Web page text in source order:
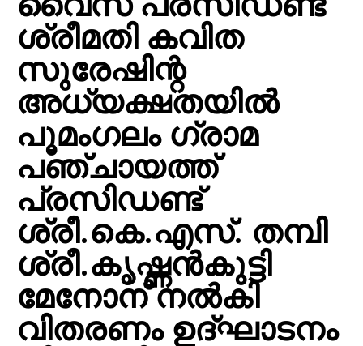
ശ്രീമതി കവിത
സുരേഷിന്റ
അധ്യക്ഷതയിൽ
പൂമംഗലം ഗ്രാമ
പഞ്ചായത്ത്
പ്രസിഡണ്ട്
ശ്രീ.കെ.എസ്. തമ്പി
ശ്രീ.കൃഷ്ണൻകുട്ടി
മേനോന് നൽകി
വിതരണം ഉദ്ഘാടനം